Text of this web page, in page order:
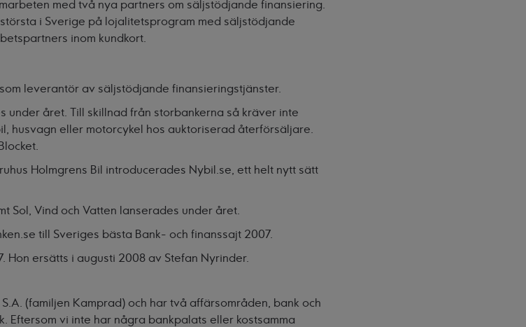
med två nya partners om säljstödjande finansiering.
i Sverige på lojalitetsprogram med säljstödjande
inom kundkort.
leverantör av säljstödjande finansieringstjänster.
året. Till skillnad från storbankerna så kräver inte
husvagn eller motorcykel hos auktoriserad återförsäljare.
Holmgrens Bil introducerades Nybil.se, ett helt nytt sätt
Sol, Vind och Vatten lanserades under året.
till Sveriges bästa Bank- och finanssajt 2007.
Hon ersätts i augusti 2008 av Stefan Nyrinder.
(familjen Kamprad) och har två affärsområden, bank och
Eftersom vi inte har några bankpalats eller kostsamma